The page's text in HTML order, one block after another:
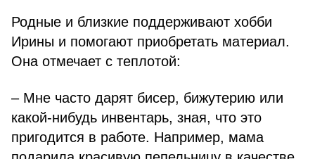
Родные и близкие поддерживают хобби
Ирины и помогают приобретать материал.
Она отмечает с теплотой:
– Мне часто дарят бисер, бижутерию или
какой-нибудь инвентарь, зная, что это
пригодится в работе. Например, мама